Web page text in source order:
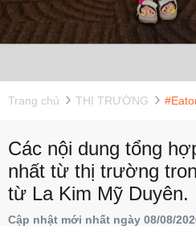
Trang chủ THỊ TRƯỜNG
Các nội dung tổng
nhất từ thị trường
từ La Kim Mỹ Duyên.
Cập nhật mới nhất ngày 08/08/